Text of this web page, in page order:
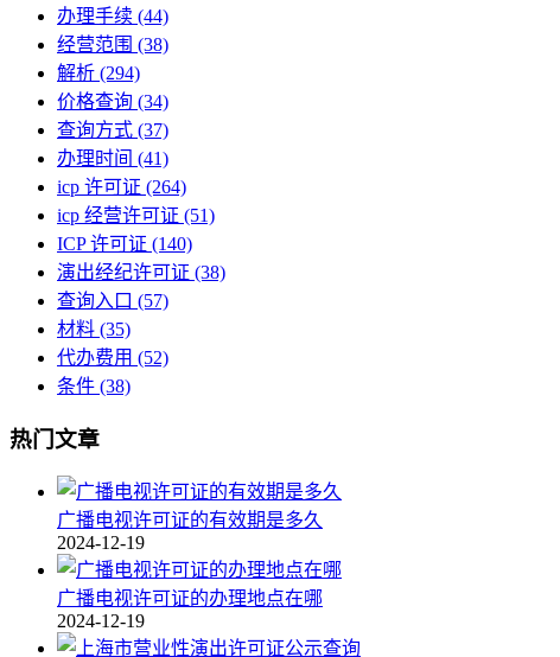
办理手续 (44)
经营范围 (38)
解析 (294)
价格查询 (34)
查询方式 (37)
办理时间 (41)
icp 许可证 (264)
icp 经营许可证 (51)
ICP 许可证 (140)
演出经纪许可证 (38)
查询入口 (57)
材料 (35)
代办费用 (52)
条件 (38)
热门文章
广播电视许可证的有效期是多久
2024-12-19
广播电视许可证的办理地点在哪
2024-12-19